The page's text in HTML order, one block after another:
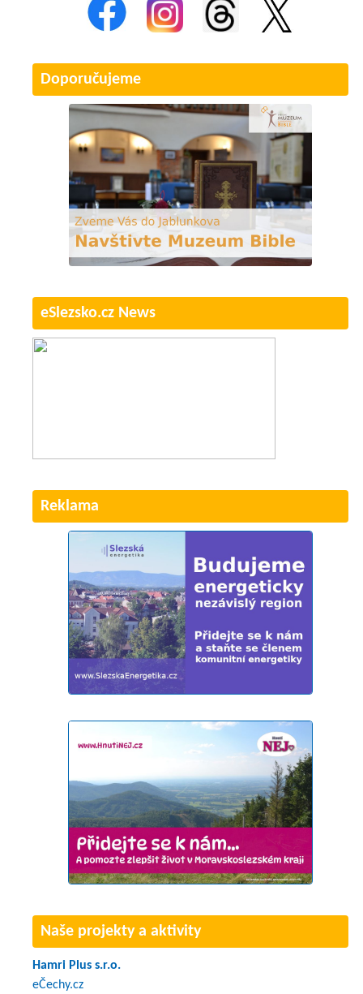
Doporučujeme
eSlezsko.cz News
Reklama
Naše projekty a aktivity
Hamri Plus s.r.o.
eČechy.cz